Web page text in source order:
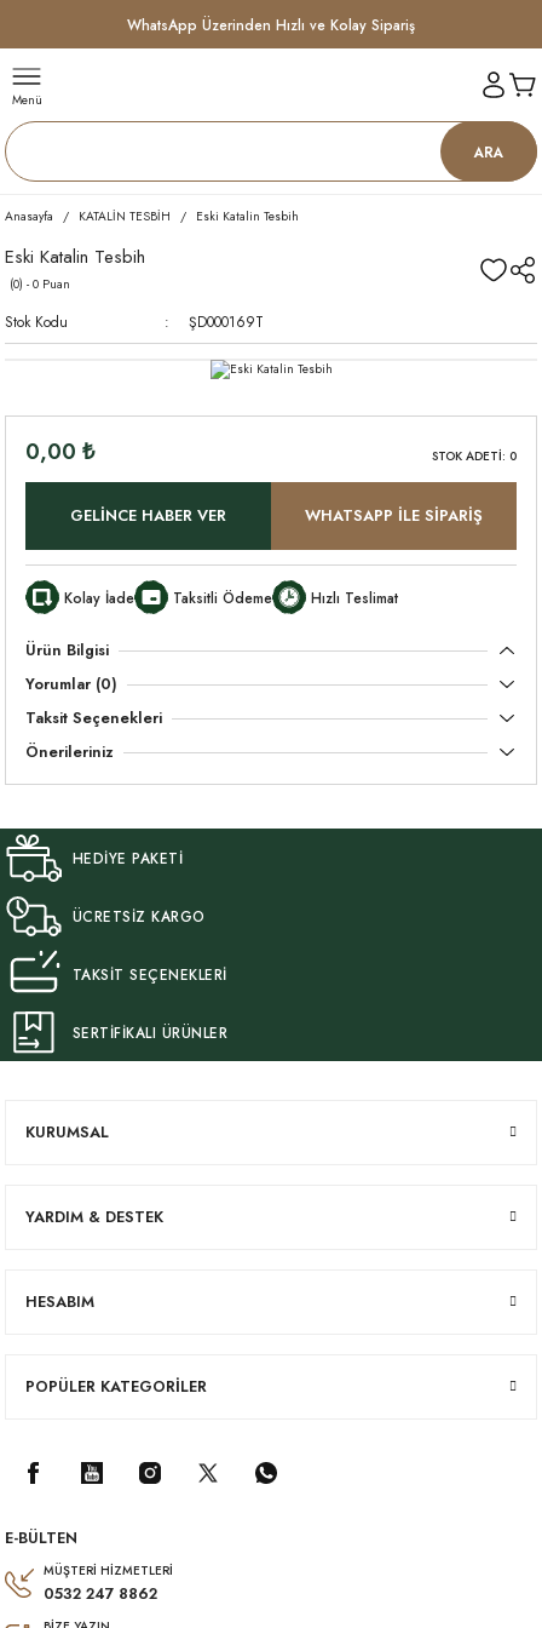
WhatsApp Üzerinden Hızlı ve Kolay Sipariş
Menü
ARA
Anasayfa KATALİN TESBİH Eski Katalin Tesbih
Eski Katalin Tesbih
(0) - 0 Puan
Stok Kodu ŞD000169T
0,00 ₺ STOK ADETİ: 0
GELİNCE HABER VER WHATSAPP İLE SİPARİŞ
Kolay İade Taksitli Ödeme Hızlı Teslimat
Ürün Bilgisi
Yorumlar (0)
Taksit Seçenekleri
Önerileriniz
HEDİYE PAKETİ
ÜCRETSİZ KARGO
TAKSİT SEÇENEKLERİ
SERTİFİKALI ÜRÜNLER
KURUMSAL
YARDIM & DESTEK
HESABIM
POPÜLER KATEGORİLER
E-BÜLTEN
MÜŞTERİ HİZMETLERİ
0532 247 8862